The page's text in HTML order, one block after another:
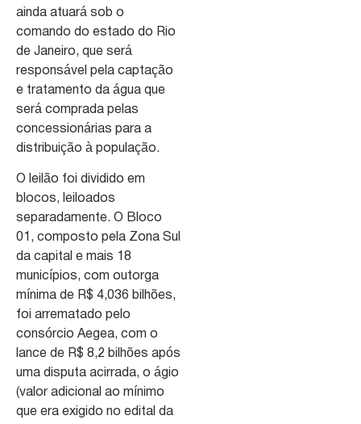
ainda atuará sob o
comando do estado do Rio
de Janeiro, que será
responsável pela captação
e tratamento da água que
será comprada pelas
concessionárias para a
distribuição à população.
O leilão foi dividido em
blocos, leiloados
separadamente. O Bloco
01, composto pela Zona Sul
da capital e mais 18
municípios, com outorga
mínima de R$ 4,036 bilhões,
foi arrematado pelo
consórcio Aegea, com o
lance de R$ 8,2 bilhões após
uma disputa acirrada, o ágio
(valor adicional ao mínimo
que era exigido no edital da